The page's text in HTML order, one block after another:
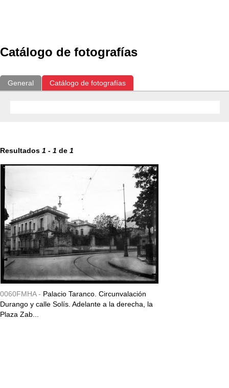
Catálogo de fotografías
General Catálogo de fotografías
Resultados 1 - 1 de 1
0060FMHA - Palacio Taranco. Circunvalación
Durango y calle Solís. Adelante a la derecha, la
Plaza Zab...